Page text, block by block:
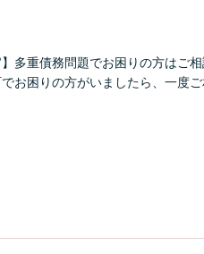
多重債務問題でお困りの方はご
お困りの方がいましたら、一度ご